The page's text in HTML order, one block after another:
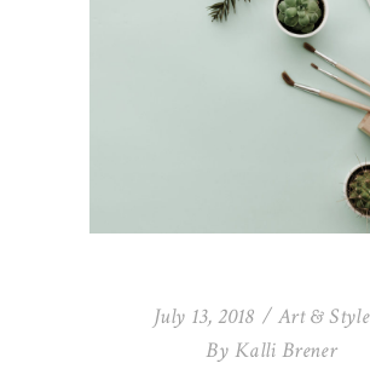
July 13, 2018
Art & Style
By Kalli Brener